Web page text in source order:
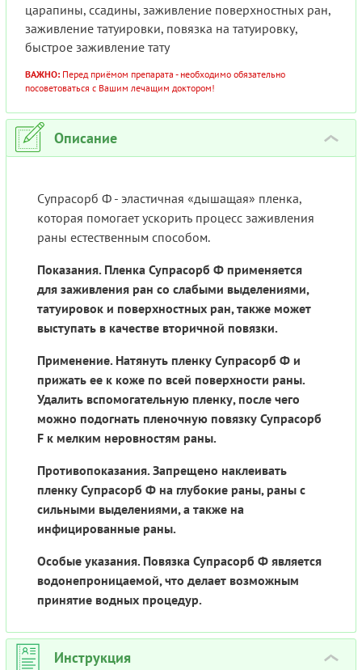
царапины, ссадины, заживление поверхностных ран,
заживление татуировки, повязка на татуировку,
быстрое заживление тату
ВАЖНО: Перед приёмом препарата - необходимо обязательно
посоветоваться с Вашим лечащим доктором!
Описание ›
Супрасорб Ф - эластичная «дышащая» пленка,
которая помогает ускорить процесс заживления
раны естественным способом.
Показания. Пленка Супрасорб Ф применяется
для заживления ран со слабыми выделениями,
татуировок и поверхностных ран, также может
выступать в качестве вторичной повязки.
Применение. Натянуть пленку Супрасорб Ф и
прижать ее к коже по всей поверхности раны.
Удалить вспомогательную пленку, после чего
можно подогнать пленочную повязку Супрасорб
F к мелким неровностям раны.
Противопоказания. Запрещено наклеивать
пленку Супрасорб Ф на глубокие раны, раны с
сильными выделениями, а также на
инфицированные раны.
Особые указания. Повязка Супрасорб Ф является
водонепроницаемой, что делает возможным
принятие водных процедур.
Инструкция ›